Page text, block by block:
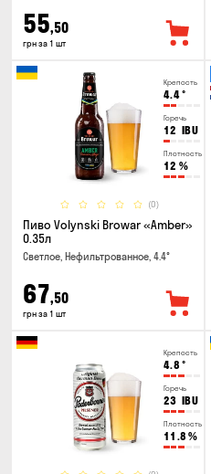
55,50
грн за 1 шт
Крепость
4.4°
Горечь
12 IBU
Плотность
12 %
(0)
Пиво Volynski Browar «Amber»
0.35л
Светлое, Нефильтрованное, 4.4°
67,50
грн за 1 шт
Крепость
4.8 °
Горечь
23 IBU
Плотность
11.8 %